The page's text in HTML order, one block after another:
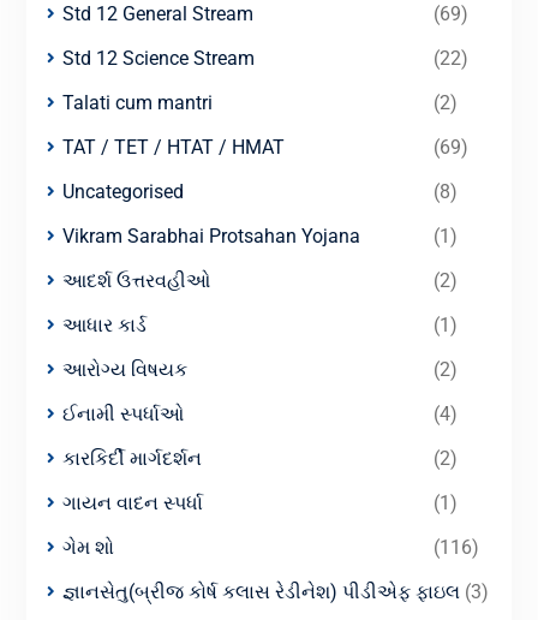
Std 12 General Stream
(69)
Std 12 Science Stream
(22)
Talati cum mantri
(2)
TAT / TET / HTAT / HMAT
(69)
Uncategorised
(8)
Vikram Sarabhai Protsahan Yojana
(1)
આદર્શ ઉત્તરવહીઓ
(2)
આધાર કાર્ડ
(1)
આરોગ્ય વિષયક
(2)
ઈનામી સ્પર્ધાઓ
(4)
કારકિર્દી માર્ગદર્શન
(2)
ગાયન વાદન સ્પર્ધા
(1)
ગેમ શો
(116)
જ્ઞાનસેતુ(બ્રીજ કોર્ષ કલાસ રેડીનેશ) પીડીએફ ફાઇલ(3)